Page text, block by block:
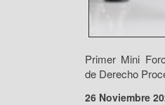
Primer Mini
de Derecho
26 Noviembre